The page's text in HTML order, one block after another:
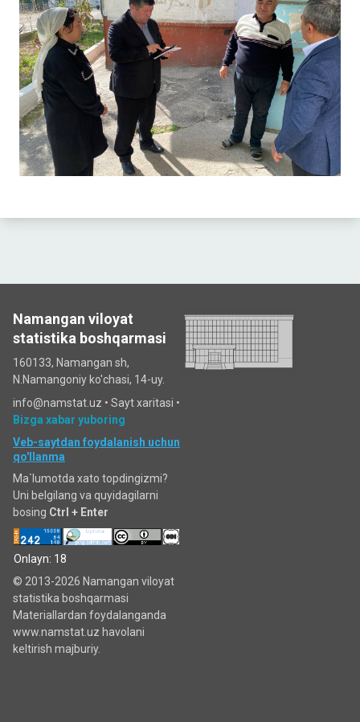
Namangan viloyat
statistika boshqarmasi
160133, Namangan sh,
N.Namangoniy ko'chasi, 14-uy.
info@namstat.uz • Sayt xaritasi •
Bizga xabar yuboring
Veb-saytdan foydalanish uchun
qo'llanma
Ma`lumotda xato topdingizmi?
Uni belgilang va quyidagilarni
bosing Ctrl + Enter
Onlayn: 18
© 2013-2026 Namangan viloyat
statistika boshqarmasi
Materiallardan foydalanganda
www.namstat.uz havolani
keltirish majburiy.